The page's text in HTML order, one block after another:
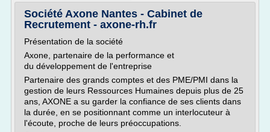
Société Axone Nantes - Cabinet de
Recrutement - axone-rh.fr
Présentation de la société
Axone, partenaire de la performance et
du développement de l'entreprise
Partenaire des grands comptes et des PME/PMI dans la
gestion de leurs Ressources Humaines depuis plus de 25
ans, AXONE a su garder la confiance de ses clients dans
la durée, en se positionnant comme un interlocuteur à
l'écoute, proche de leurs préoccupations.